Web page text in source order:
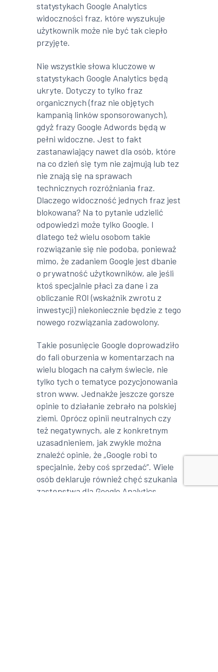
statystykach Google Analytics
widoczności fraz, które wyszukuje
użytkownik może nie być tak ciepło
przyjęte.
Nie wszystkie słowa kluczowe w
statystykach Google Analytics będą
ukryte. Dotyczy to tylko fraz
organicznych (fraz nie objętych
kampanią linków sponsorowanych),
gdyż frazy Google Adwords będą w
pełni widoczne. Jest to fakt
zastanawiający nawet dla osób, które
na co dzień się tym nie zajmują lub tez
nie znają się na sprawach
technicznych rozróżniania fraz.
Dlaczego widoczność jednych fraz jest
blokowana? Na to pytanie udzielić
odpowiedzi może tylko Google. I
dlatego też wielu osobom takie
rozwiązanie się nie podoba, ponieważ
mimo, że zadaniem Google jest dbanie
o prywatność użytkowników, ale jeśli
ktoś specjalnie płaci za dane i za
obliczanie ROI (wskaźnik zwrotu z
inwestycji) niekoniecznie będzie z tego
nowego rozwiązania zadowolony.
Takie posunięcie Google doprowadziło
do fali oburzenia w komentarzach na
wielu blogach na całym świecie, nie
tylko tych o tematyce pozycjonowania
stron www. Jednakże jeszcze gorsze
opinie to działanie zebrało na polskiej
ziemi. Oprócz opinii neutralnych czy
też negatywnych, ale z konkretnym
uzasadnieniem, jak zwykle można
znaleźć opinie, że „Google robi to
specjalnie, żeby coś sprzedać”. Wiele
osób deklaruje również chęć szukania
zastępstwa dla Google Analytics.